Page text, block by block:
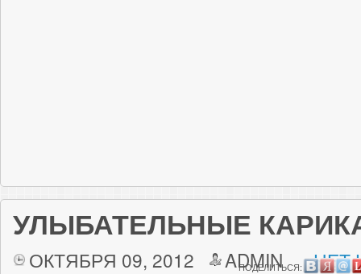
УЛЫБАТЕЛЬНЫЕ
ОКТЯБРЯ 09, 2012 ADMIN НЕТ
ПОДЕЛИТЬСЯ: